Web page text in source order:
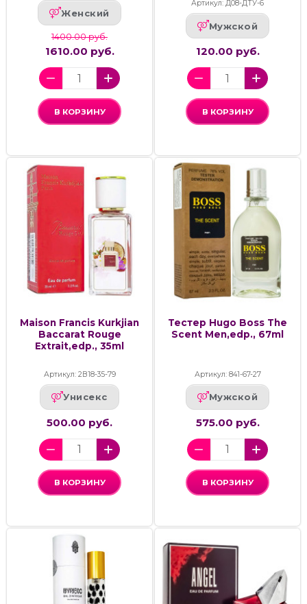
Женский
1400.00 руб.
1610.00 руб.
В КОРЗИНУ
Артикул: Д08-ДТУ-6
Мужской
120.00 руб.
В КОРЗИНУ
Maison Francis Kurkjian
Baccarat Rouge
Extrait,edp., 35ml
Артикул: 2В18-35-79
Унисекс
500.00 руб.
В КОРЗИНУ
Тестер Hugo Boss The
Scent Men,edp., 67ml
Артикул: 841-67-27
Мужской
575.00 руб.
В КОРЗИНУ